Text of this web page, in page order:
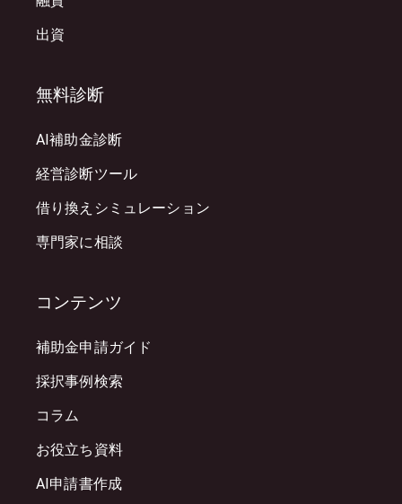
出資
無料診断
AI補助金診断
経営診断ツール
借り換えシミュレーション
専門家に相談
コンテンツ
補助金申請ガイド
採択事例検索
コラム
お役立ち資料
AI申請書作成